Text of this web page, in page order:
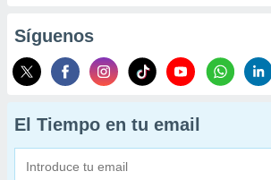
Síguenos
El Tiempo en tu email